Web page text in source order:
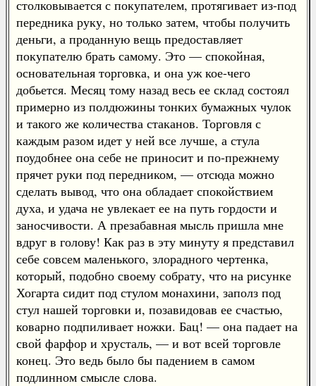
столковывается с покупателем, протягивает из-под
передника руку, но только затем, чтобы получить
деньги, а проданную вещь предоставляет
покупателю брать самому. Это — спокойная,
основательная торговка, и она уж кое-чего
добьется. Месяц тому назад весь ее склад состоял
примерно из полдюжины тонких бумажных чулок
и такого же количества стаканов. Торговля с
каждым разом идет у ней все лучше, а стула
поудобнее она себе не приносит и по-прежнему
прячет руки под передником, — отсюда можно
сделать вывод, что она обладает спокойствием
духа, и удача не увлекает ее на путь гордости и
заносчивости. А презабавная мысль пришла мне
вдруг в голову! Как раз в эту минуту я представил
себе совсем маленького, злорадного чертенка,
который, подобно своему собрату, что на рисунке
Хогарта сидит под стулом монахини, заполз под
стул нашей торговки и, позавидовав ее счастью,
коварно подпиливает ножки. Бац! — она падает на
свой фарфор и хрусталь, — и вот всей торговле
конец. Это ведь было бы падением в самом
подлинном смысле слова.